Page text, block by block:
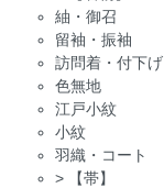
紬・御召
留袖・振袖
訪問着・付下げ
色無地
江戸小紋
小紋
羽織・コート
>
【帯】